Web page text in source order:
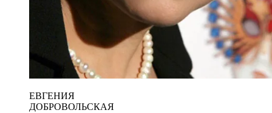
ЕВГЕНИЯ
ДОБРОВОЛЬСКАЯ